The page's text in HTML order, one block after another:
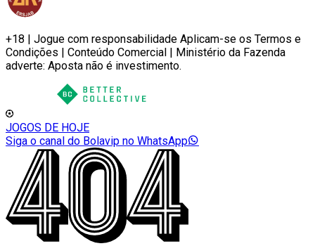
+18 | Jogue com responsabilidade Aplicam-se os Termos e
Condições | Conteúdo Comercial | Ministério da Fazenda
adverte: Aposta não é investimento.
JOGOS DE HOJE
Siga o canal do Bolavip no WhatsApp